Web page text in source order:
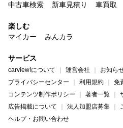
中古車検索
新車見積り 車買取
楽しむ
マイカー
みんカラ
サービス
carview!について 運営会社 お知ら
プライバシーセンター
利用規約
免
コンテンツ制作ポリシー
著者一覧
広告掲載について
法人加盟店募集
ヘルプ・お問い合わせ